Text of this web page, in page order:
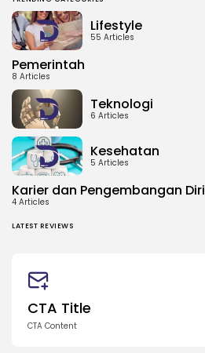
Lifestyle
55 Articles
Pemerintah
8 Articles
Teknologi
6 Articles
Kesehatan
5 Articles
Karier dan Pengembangan Diri
4 Articles
LATEST REVIEWS
CTA Title
CTA Content